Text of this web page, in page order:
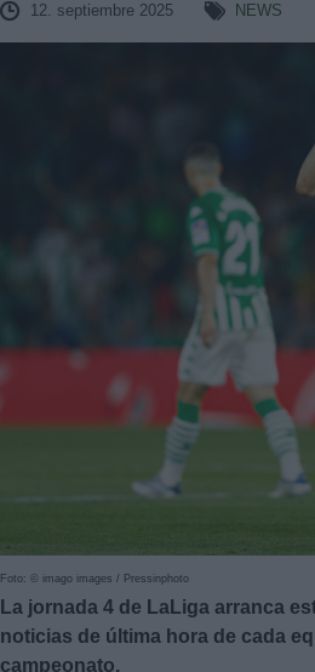
12. septiembre 2025 NEWS
Foto: © imago images / Pressinphoto
La jornada 4 de LaLiga arranca
noticias de última hora de cada
campeonato.